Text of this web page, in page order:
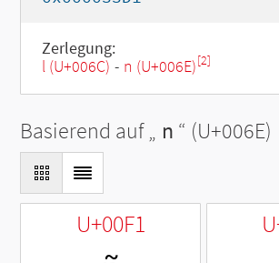
Zerlegung:
l (U+006C) - n (U+006E)[2]
Basierend auf „ n “ (U+006E)
U+00F1